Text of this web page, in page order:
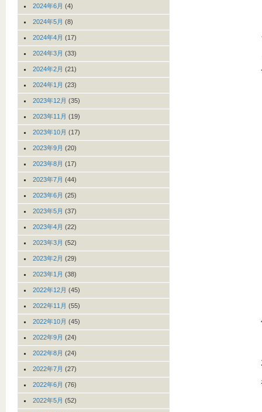
2024年6月 (4)
2024年5月 (8)
2024年4月 (17)
2024年3月 (33)
2024年2月 (21)
2024年1月 (23)
2023年12月 (35)
2023年11月 (19)
2023年10月 (17)
2023年9月 (20)
2023年8月 (17)
2023年7月 (44)
2023年6月 (25)
2023年5月 (37)
2023年4月 (22)
2023年3月 (52)
2023年2月 (29)
2023年1月 (38)
2022年12月 (45)
2022年11月 (55)
2022年10月 (45)
2022年9月 (24)
2022年8月 (24)
2022年7月 (27)
2022年6月 (76)
2022年5月 (52)